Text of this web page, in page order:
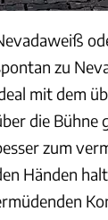
zu
mit dem
die Bühne
zum
Händen